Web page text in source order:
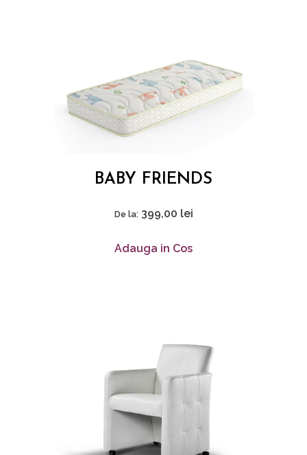
BABY FRIENDS
De la: 399,00 lei
Adauga in Cos